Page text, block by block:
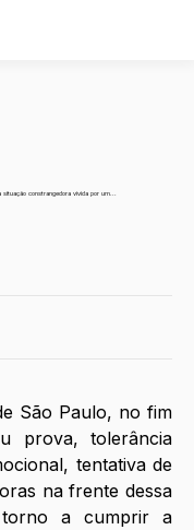
constrangedora vivida por um...
São Paulo, no fim
prova, tolerância
tentativa de
na frente dessa
a cumprir a